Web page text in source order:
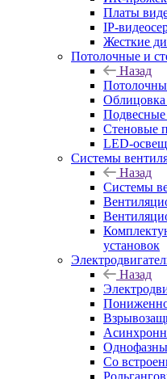
Платы
IP-
Жесткие
Потолочные и
Назад
Облицовка
Подвесные
Стеновые
LED-
Системы
Назад
Системы
установок
Назад
Со